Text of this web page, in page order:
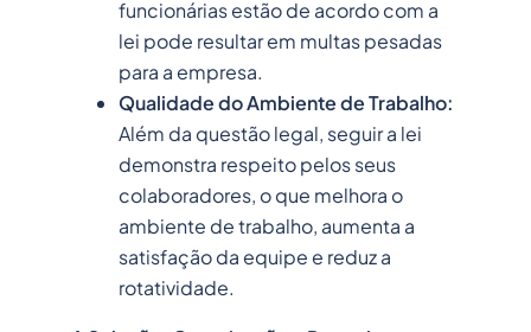
funcionárias estão de acordo com a
lei pode resultar em multas pesadas
para a empresa.
Qualidade do Ambiente de Trabalho:
Além da questão legal, seguir a lei
demonstra respeito pelos seus
colaboradores, o que melhora o
ambiente de trabalho, aumenta a
satisfação da equipe e reduz a
rotatividade.